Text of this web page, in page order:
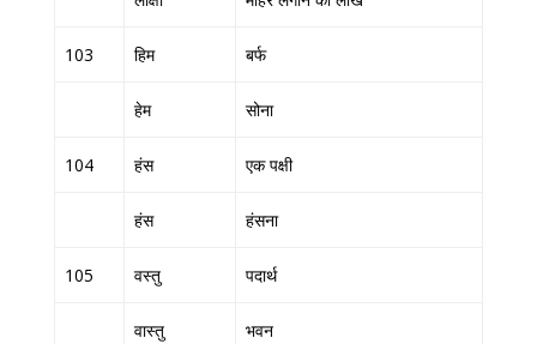
103 हिम बर्फ
हेम सोना
104 हंस एक पक्षी
हंस हंसना
105 वस्तु पदार्थ
वास्तु भवन